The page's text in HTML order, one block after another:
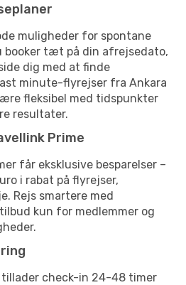
muligheder for spontane
booker tæt på din afrejsedato,
dig med at finde
minute-flyrejser fra Ankara
fleksibel med tidspunkter
resultater.
Prime
får eksklusive besparelser –
i rabat på flyrejser,
Rejs smartere med
kun for medlemmer og
tillader check-in 24-48 timer